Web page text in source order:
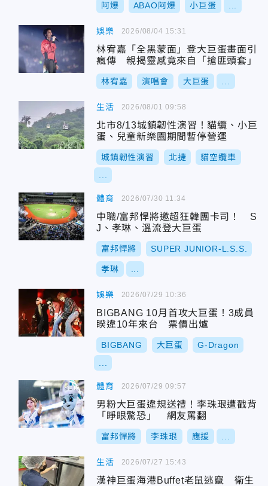
阿爆 ABAO阿爆 小巨蛋
娛樂
林宥嘉「全黑蒙面」登大巨蛋畫面引
瘋傳 親揭靈感竟來自「搶匪頭套」
林宥嘉 演唱會 大巨蛋
2026/08/04 15:31
生活
北市8/13城鎮韌性演習！貓纜、小巨
蛋、兒童新樂園期間暫停營運
城鎮韌性演習 北捷 貓空纜車
2026/08/01 09:58
體育
中職/富邦悍將邀超狂韓團卡司！ S
J、孝琳、溫流登大巨蛋
富邦悍將 SUPER JUNIOR-L.S.S.
孝琳
2026/07/30 11:34
娛樂
BIGBANG 10月首攻大巨蛋！3成員
睽違10年來台 票價出爐
BIGBANG 大巨蛋 G-Dragon
2026/07/29 10:36
體育
男粉大巨蛋違規送禮！李珠珢遭戳背
「睜眼驚恐」 網友罵翻
富邦悍將 李珠珢 應援
2026/07/29 09:57
生活
漢神巨蛋海港Buffet老鼠逃竄 衛生
2026/07/27 15:43